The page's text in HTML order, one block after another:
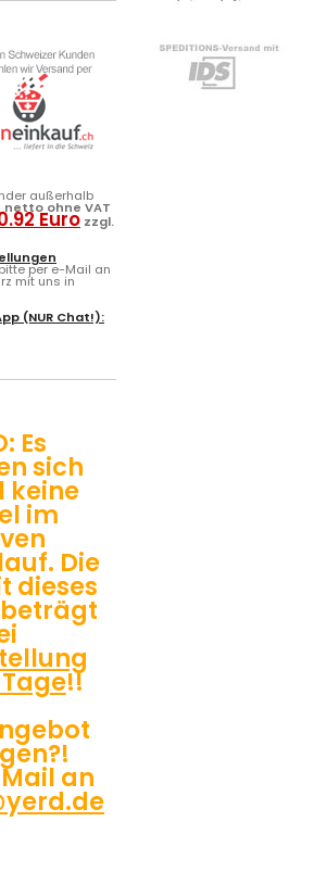
außerhalb
netto ohne VAT
Euro zzgl.
per e-Mail an
mit uns in
(NUR Chat!):
Es
sich
keine
im
Die
dieses
!!
an